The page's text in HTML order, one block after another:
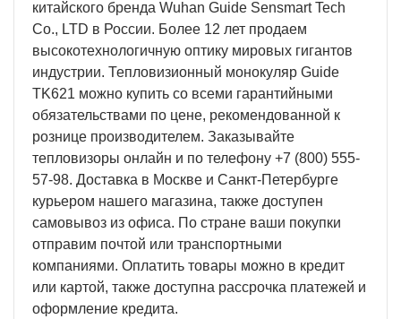
китайского бренда Wuhan Guide Sensmart Tech
Co., LTD в России. Более 12 лет продаем
высокотехнологичную оптику мировых гигантов
индустрии. Тепловизионный монокуляр Guide
TK621 можно купить со всеми гарантийными
обязательствами по цене, рекомендованной к
рознице производителем. Заказывайте
тепловизоры онлайн и по телефону +7 (800) 555-
57-98. Доставка в Москве и Санкт-Петербурге
курьером нашего магазина, также доступен
самовывоз из офиса. По стране ваши покупки
отправим почтой или транспортными
компаниями. Оплатить товары можно в кредит
или картой, также доступна рассрочка платежей и
оформление кредита.